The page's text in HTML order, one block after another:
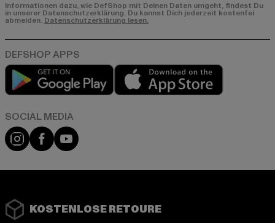
Informationen dazu, wie DefShop mit Deinen Daten umgeht, findest Du
in unserer Datenschutzerklärung. Du kannst Dich jederzeit kostenfei
abmelden. Datenschutzerklärung lesen.
Play market
Instagram
FacebookYouTube
KOSTENLOSE RETOURE